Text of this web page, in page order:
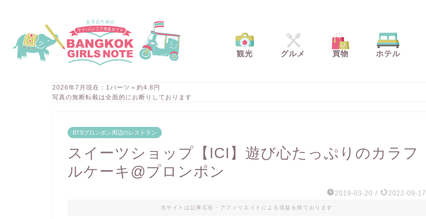
観光 グルメ 買物 ホテル
2026年7月現在：1バーツ＝約4.8円
写真の無断転載は全面的にお断りしております
BTSプロンポン周辺のレストラン
スイーツショップ【ICI】遊び心たっぷりのカラフ
ルケーキ@プロンポン
2019-03-20 / 2022-09-17
当サイトは記事広告・アフィリエイトによる収益を得ております